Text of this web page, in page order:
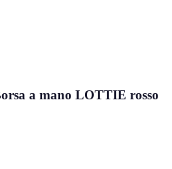
a mano LOTTIE rosso